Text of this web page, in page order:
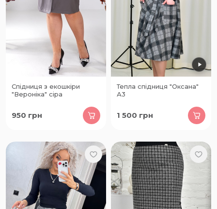
Спідниця з екошкіри
"Вероніка" сіра
950 грн
Тепла спідниця "Оксана"
А3
1 500 грн